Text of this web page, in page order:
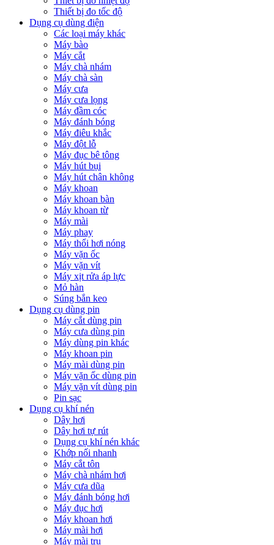
Thiết bị đo tốc độ
Dụng cụ dùng điện
Các loại máy khác
Máy bào
Máy cắt
Máy chà nhám
Máy chà sàn
Máy cưa
Máy cưa lọng
Máy đầm cóc
Máy đánh bóng
Máy điêu khắc
Máy đột lỗ
Máy đục bê tông
Máy hút bụi
Máy hút chân không
Máy khoan
Máy khoan bàn
Máy khoan từ
Máy mài
Máy phay
Máy thổi hơi nóng
Máy vặn ốc
Máy vặn vít
Máy xịt rửa áp lực
Mỏ hàn
Súng bắn keo
Dụng cụ dùng pin
Máy cắt dùng pin
Máy cưa dùng pin
Máy dùng pin khác
Máy khoan pin
Máy mài dùng pin
Máy vặn ốc dùng pin
Máy vặn vít dùng pin
Pin sạc
Dụng cụ khí nén
Dây hơi
Dây hơi tự rút
Dụng cụ khí nén khác
Khớp nối nhanh
Máy cắt tôn
Máy chà nhám hơi
Máy cưa dũa
Máy đánh bóng hơi
Máy đục hơi
Máy khoan hơi
Máy mài hơi
Máy mài trụ